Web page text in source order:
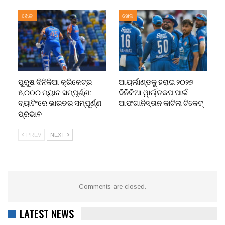
ଖେଳ
ପୁରୁଷ ଦିନିକିଆ କ୍ରିକେଟ୍‌ର
୫,୦୦୦ ମ୍ୟାଚ ସମ୍ପୂର୍ଣ୍ଣ:
ବ୍ୟାଟିଂରେ ଭାରତର ସମ୍ପୂର୍ଣ୍ଣ
ପ୍ରଭାବ
ଖେଳ
ଆୟର୍ଲାଣ୍ଡକୁ ହରାଇ ୨୦୨୭
ଦିନିକିଆ ୱାର୍ଲ୍ଡକପ ପାଇଁ
ଆଫଗାନିସ୍ତାନ କାଟିଲା ଟିକେଟ୍
PREV NEXT
Comments are closed.
LATEST NEWS